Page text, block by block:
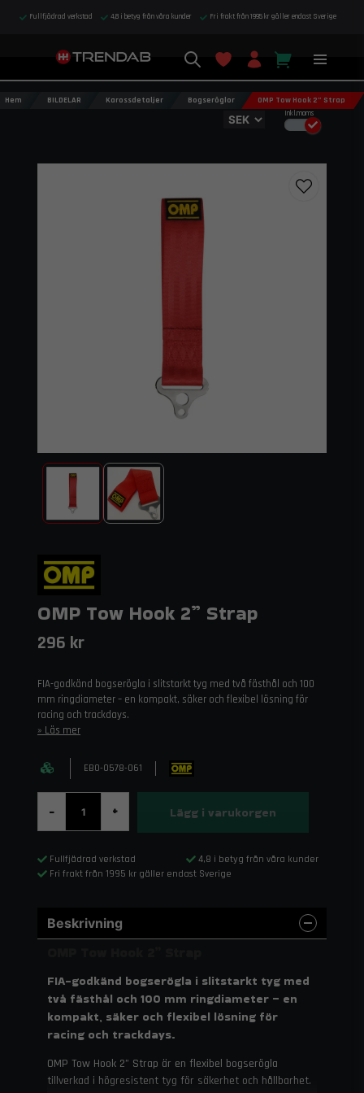
Fullfjädrad verkstad 4,8 i betyg från våra kunder Fri frakt från 1995 kr gäller endast Sverige
Inkl.moms
Hem BILDELAR Karossdetaljer Bogseröglor OMP Tow Hook 2” Strap
OMP Tow Hook 2” Strap
296 kr
FIA-godkänd bogserögla i slitstarkt tyg med två fästhål och 100
mm ringdiameter – en kompakt, säker och flexibel lösning för
racing och trackdays.
Läs mer
EB0-0578-061
- + Lägg i varukorgen
Fullfjädrad verkstad
4,8 i betyg från våra kunder
Fri frakt från 1995 kr gäller endast Sverige
Beskrivning
FIA-godkänd bogserögla i slitstarkt tyg med
två fästhål och 100 mm ringdiameter – en
kompakt, säker och flexibel lösning för
racing och trackdays.
OMP Tow Hook 2” Strap är en flexibel bogserögla
tillverkad i högresistent tyg för säkerhet och hållbarhet.